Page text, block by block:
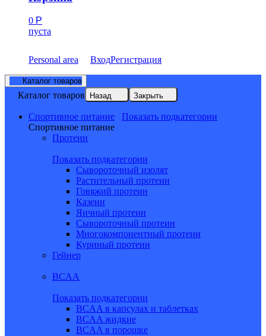
0 Р
пуста
Personal area ВходРегистрация
Каталог товаров
Каталог товаров Назад Закрыть
Спортивное питание
Показать подкатегории
Спортивное питание
Протеин
Показать подкатегории
Сывороточный изолят
Растительный протеин
Говяжий протеин
Казеин
Яичный протеин
Сывороточный протеин
Многокомпонентный протеин
Куриный протеин
Гейнер
BCAA
Показать подкатегории
BCAA в капсулах и таблетках
BCAA жидкие
BCAA в порошке